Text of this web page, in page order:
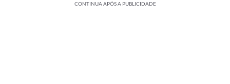
CONTINUA APÓS A PUBLICIDADE